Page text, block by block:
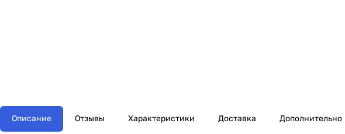
Описание Отзывы Характеристики Доставка Дополнительно